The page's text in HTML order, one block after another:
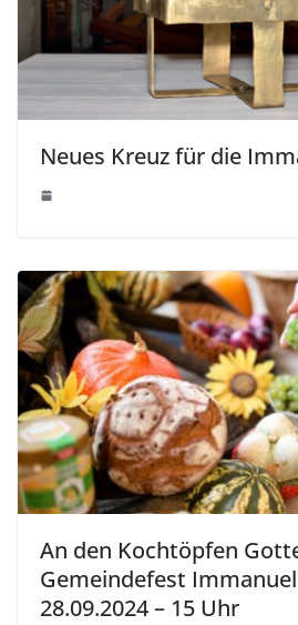
Neues Kreuz für die
An den Kochtöpfen
Gemeindefest
28.09.2024 – 15 Uhr